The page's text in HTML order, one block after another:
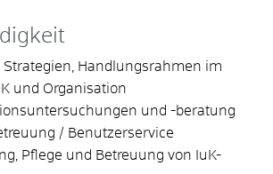
Strategien, Handlungsrahmen im
und Organisation
und -beratung
/ Benutzerservice
Pflege und Betreuung von IuK-